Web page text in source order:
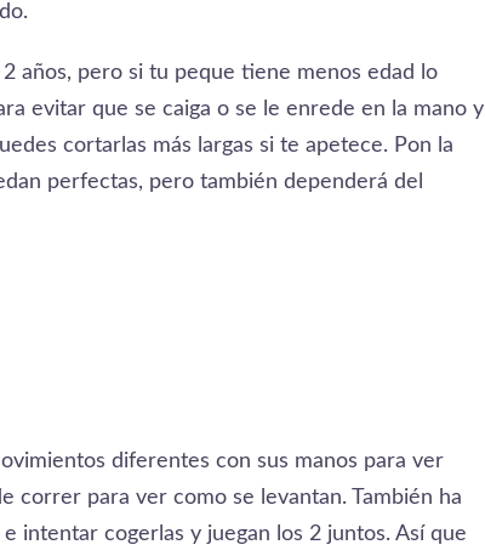
años, pero si tu peque tiene menos edad lo
evitar que se caiga o se le enrede en la mano y
cortarlas más largas si te apetece. Pon la
perfectas, pero también dependerá del
diferentes con sus manos para ver
correr para ver como se levantan. También ha
intentar cogerlas y juegan los 2 juntos. Así que